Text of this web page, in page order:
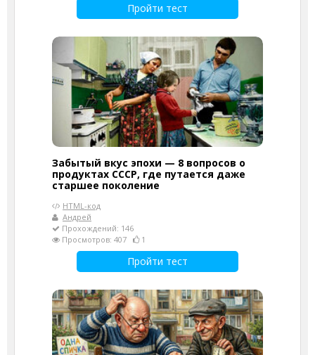
Пройти тест
Забытый вкус эпохи — 8 вопросов о
продуктах СССР, где путается даже
старшее поколение
HTML-код
Андрей
Прохождений: 146
Просмотров: 407
1
Пройти тест